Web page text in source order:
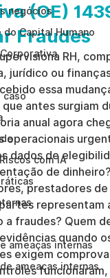
negócios
Capital Humano
caso
com IA
ameaças internas
ameaças internas
(OE)
Fraudes
RH,
jurídico ou
essa
antes surgiam
anual agora
operacionais
dados de
de
prestadores
representam
a fraudes? Quem
quando
exigem
funcionaram,